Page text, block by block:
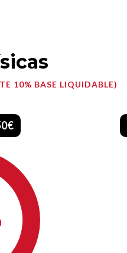
10% BASE LIQUIDABLE)